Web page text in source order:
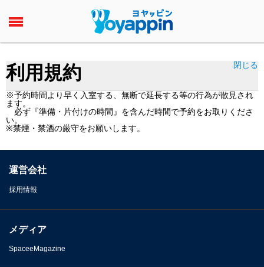
閉じる
利用規約
※予約時間より早く入室する、無断で延長する等の行為が散見され
ます。
必ず『準備・片付けの時間』を含んだ時間で予約をお取りくださ
い。
※禁煙・禁酒の厳守をお願いします。
運営会社
採用情報
メディア
SpaceeMagazine